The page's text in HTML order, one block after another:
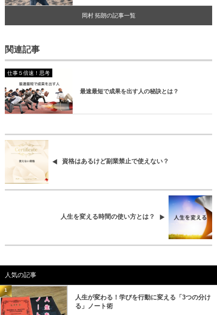
岡村 拓朗の記事一覧
関連記事
仕事５倍速！思考
最速最短で成果を出す人の秘訣とは？
資格はあるけど副業禁止で使えない？
人生を変える時間の使い方とは？
人気の記事
1
人生が変わる！学びを行動に変える「3つの分け
る」ノート術